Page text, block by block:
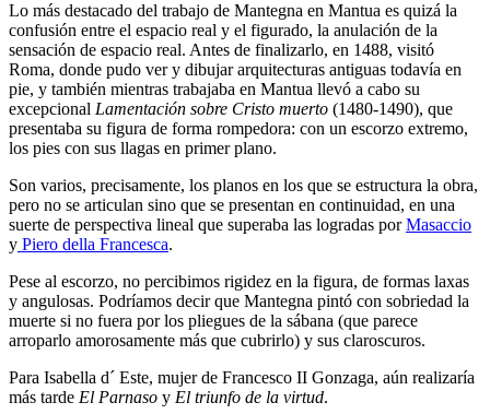
Lo más destacado del trabajo de Mantegna en Mantua es quizá la
confusión entre el espacio real y el figurado, la anulación de la
sensación de espacio real. Antes de finalizarlo, en 1488, visitó
Roma, donde pudo ver y dibujar arquitecturas antiguas todavía en
pie, y también mientras trabajaba en Mantua llevó a cabo su
excepcional Lamentación sobre Cristo muerto (1480-1490), que
presentaba su figura de forma rompedora: con un escorzo extremo,
los pies con sus llagas en primer plano.
Son varios, precisamente, los planos en los que se estructura la obra,
pero no se articulan sino que se presentan en continuidad, en una
suerte de perspectiva lineal que superaba las logradas porMasaccio
y Piero della Francesca.
Pese al escorzo, no percibimos rigidez en la figura, de formas laxas
y angulosas. Podríamos decir que Mantegna pintó con sobriedad la
muerte si no fuera por los pliegues de la sábana (que parece
arroparlo amorosamente más que cubrirlo) y sus claroscuros.
Para Isabella d´ Este, mujer de Francesco II Gonzaga, aún realizaría
más tarde El Parnaso y El triunfo de la virtud.